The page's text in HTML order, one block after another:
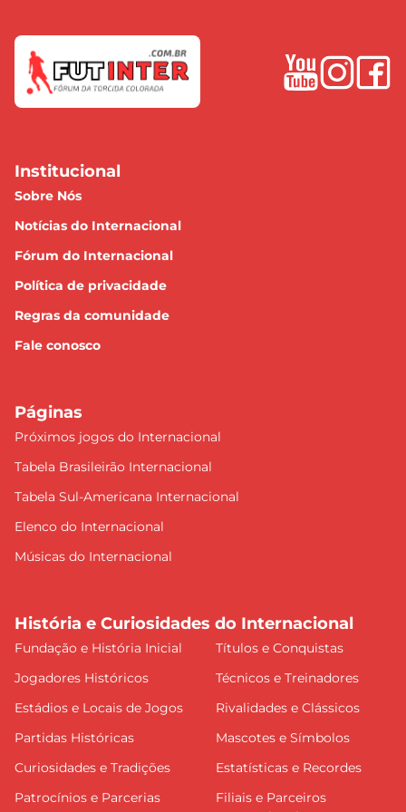
Institucional
Sobre Nós
Notícias do Internacional
Fórum do Internacional
Política de privacidade
Regras da comunidade
Fale conosco
Páginas
Próximos jogos do Internacional
Tabela Brasileirão Internacional
Tabela Sul-Americana Internacional
Elenco do Internacional
Músicas do Internacional
História e Curiosidades do Internacional
Fundação e História Inicial
Títulos e Conquistas
Jogadores Históricos
Técnicos e Treinadores
Estádios e Locais de Jogos
Rivalidades e Clássicos
Partidas Históricas
Mascotes e Símbolos
Curiosidades e Tradições
Estatísticas e Recordes
Patrocínios e Parcerias
Filiais e Parceiros